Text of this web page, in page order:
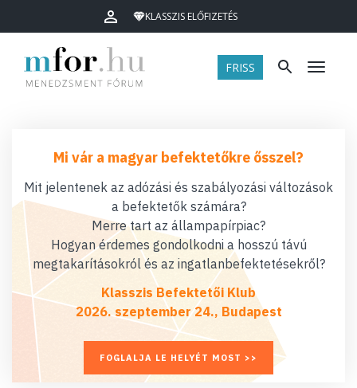
KLASSZIS ELŐFIZETÉS
FRISS Menü
Mi vár a magyar befektetőkre ősszel?
Mit jelentenek az adózási és szabályozási változások
a befektetők számára?
Merre tart az állampapírpiac?
Hogyan érdemes gondolkodni a hosszú távú
megtakarításokról és az ingatlanbefektetésekről?
Klasszis Befektetői Klub
2026. szeptember 24., Budapest
FOGLALJA LE HELYÉT MOST >>